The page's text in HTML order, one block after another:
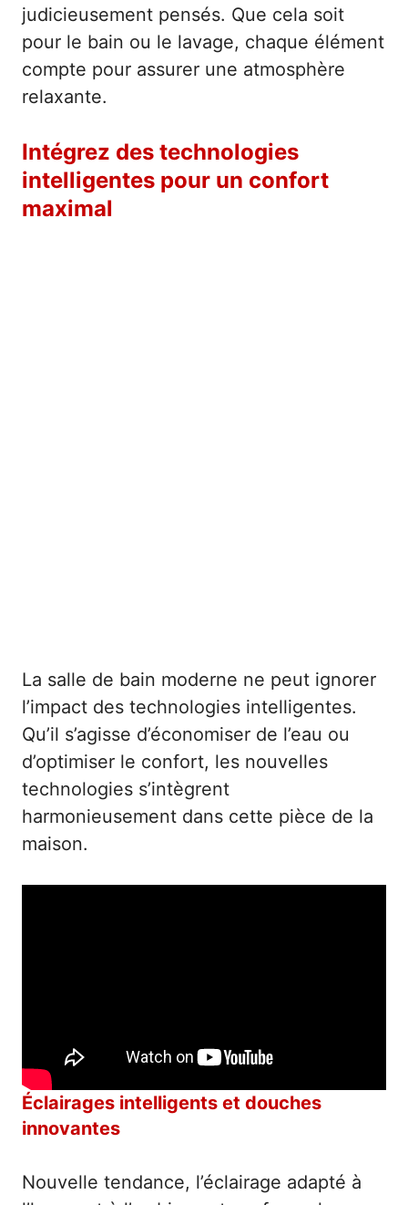
judicieusement pensés. Que cela soit
pour le bain ou le lavage, chaque élément
compte pour assurer une atmosphère
relaxante.
Intégrez des technologies
intelligentes pour un confort
maximal
La salle de bain moderne ne peut ignorer
l’impact des technologies intelligentes.
Qu’il s’agisse d’économiser de l’eau ou
d’optimiser le confort, les nouvelles
technologies s’intègrent
harmonieusement dans cette pièce de la
maison.
Éclairages intelligents et douches
innovantes
Nouvelle tendance, l’éclairage adapté à